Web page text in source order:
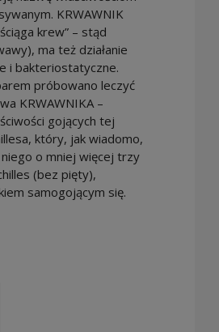
KRWAWNIK
krew” – stąd
ma też działanie
i bakteriostatyczne.
próbowano leczyć
KRWAWNIKA –
gojących tej
który, jak wiadomo,
niego o mniej więcej trzy
(bez pięty),
samogojącym się.
in a new window